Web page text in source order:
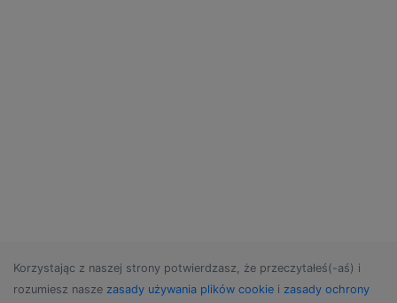
Korzystając z naszej strony potwierdzasz, że przeczytałeś(-aś) i
rozumiesz nasze zasady używania plików cookie i zasady ochrony